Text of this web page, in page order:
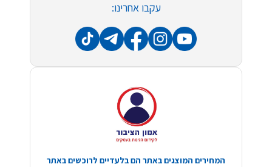
עקבו אחרינו:
המחירים המוצגים באתר הם בלעדיים לרוכשים באתר